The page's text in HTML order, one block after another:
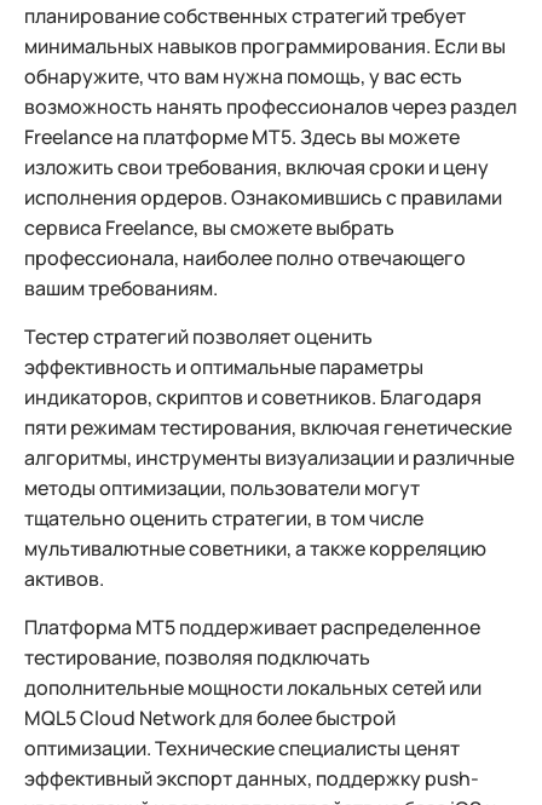
планирование собственных стратегий требует
минимальных навыков программирования. Если вы
обнаружите, что вам нужна помощь, у вас есть
возможность нанять профессионалов через раздел
Freelance на платформе MT5. Здесь вы можете
изложить свои требования, включая сроки и цену
исполнения ордеров. Ознакомившись с правилами
сервиса Freelance, вы сможете выбрать
профессионала, наиболее полно отвечающего
вашим требованиям.
Тестер стратегий позволяет оценить
эффективность и оптимальные параметры
индикаторов, скриптов и советников. Благодаря
пяти режимам тестирования, включая генетические
алгоритмы, инструменты визуализации и различные
методы оптимизации, пользователи могут
тщательно оценить стратегии, в том числе
мультивалютные советники, а также корреляцию
активов.
Платформа MT5 поддерживает распределенное
тестирование, позволяя подключать
дополнительные мощности локальных сетей или
MQL5 Cloud Network для более быстрой
оптимизации. Технические специалисты ценят
эффективный экспорт данных, поддержку push-